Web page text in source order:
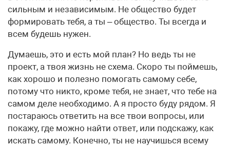
сильным и независимым. Не общество будет
формировать тебя, а ты – общество. Ты всегда и
всем будешь нужен.
Думаешь, это и есть мой план? Но ведь ты не
проект, а твоя жизнь не схема. Скоро ты поймешь,
как хорошо и полезно помогать самому себе,
потому что никто, кроме тебя, не знает, что тебе на
самом деле необходимо. А я просто буду рядом. Я
постараюсь ответить на все твои вопросы, или
покажу, где можно найти ответ, или подскажу, как
искать самому. Конечно, ты не научишься всему